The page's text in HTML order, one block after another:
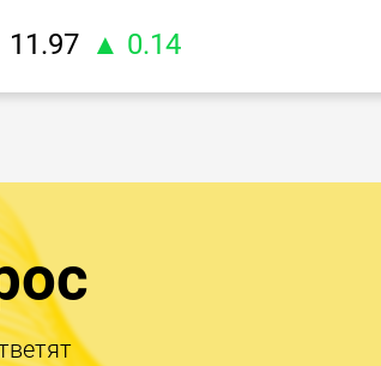
11.97 ▲ 0.14